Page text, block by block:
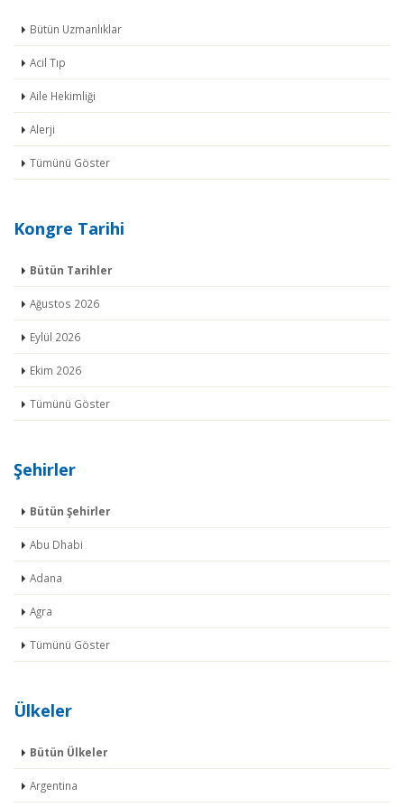
Bütün Uzmanlıklar
Acil Tıp
Aile Hekimliği
Alerji
Tümünü Göster
Kongre Tarihi
Bütün Tarihler
Ağustos 2026
Eylül 2026
Ekim 2026
Tümünü Göster
Şehirler
Bütün Şehirler
Abu Dhabi
Adana
Agra
Tümünü Göster
Ülkeler
Bütün Ülkeler
Argentina